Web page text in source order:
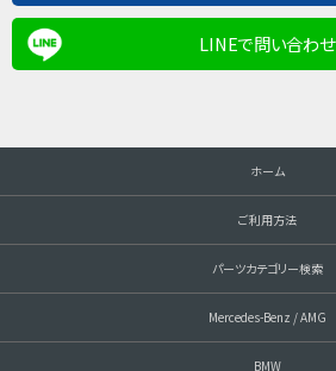
LINEで問い合わせ
ホーム
ご利用方法
パーツカテゴリー検索
Mercedes-Benz / AMG
BMW